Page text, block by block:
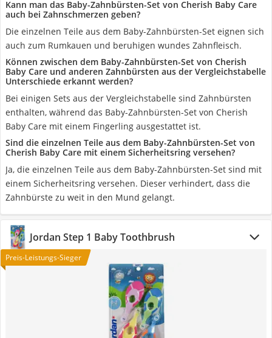
Kann man das Baby-Zahnbürsten-Set von Cherish Baby Care
auch bei Zahnschmerzen geben?
Die einzelnen Teile aus dem Baby-Zahnbürsten-Set eignen sich
auch zum Rumkauen und beruhigen wundes Zahnfleisch.
Können zwischen dem Baby-Zahnbürsten-Set von Cherish
Baby Care und anderen Zahnbürsten aus der Vergleichstabelle
Unterschiede erkannt werden?
Bei einigen Sets aus der Vergleichstabelle sind Zahnbürsten
enthalten, während das Baby-Zahnbürsten-Set von Cherish
Baby Care mit einem Fingerling ausgestattet ist.
Sind die einzelnen Teile aus dem Baby-Zahnbürsten-Set von
Cherish Baby Care mit einem Sicherheitsring versehen?
Ja, die einzelnen Teile aus dem Baby-Zahnbürsten-Set sind mit
einem Sicherheitsring versehen. Dieser verhindert, dass die
Zahnbürste zu weit in den Mund gelangt.
Jordan Step 1 Baby Toothbrush
Preis-Leistungs-Sieger